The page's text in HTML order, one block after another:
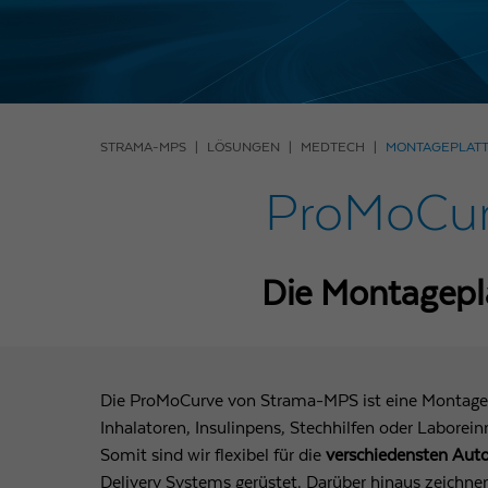
STRAMA-MPS LÖSUNGEN MEDTECH
Die
Die ProMoCurve von Strama-MPS ist eine
Inhalatoren, Insulinpens, Stechhilfen oder
Somit sind wir flexibel für die verschiedensten
Delivery Systems gerüstet.​ Darüber hinaus